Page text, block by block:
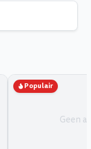
Populair
Geen